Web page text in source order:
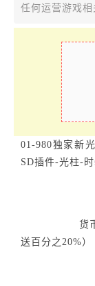
任何运营游戏
01-980独家新
SD插件-光柱-
货币比例
送百分之20%）